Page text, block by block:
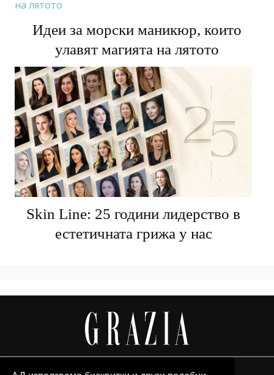
Идеи за морски маникюр, които
улавят магията на лятото
Skin Line: 25 години лидерство в
естетичната грижа у нас